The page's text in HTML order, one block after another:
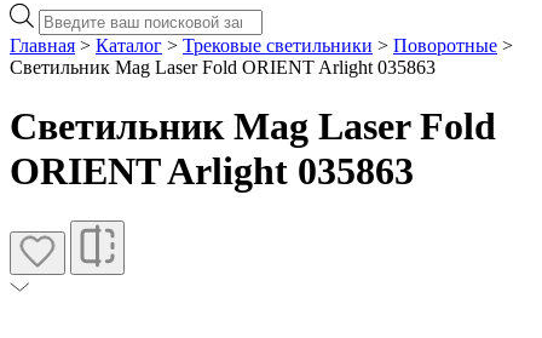
Поиск
товаров
Главная > Каталог > Трековые светильники > Поворотные >
Светильник Mag Laser Fold ORIENT Arlight 035863
Светильник Mag Laser Fold
ORIENT Arlight 035863